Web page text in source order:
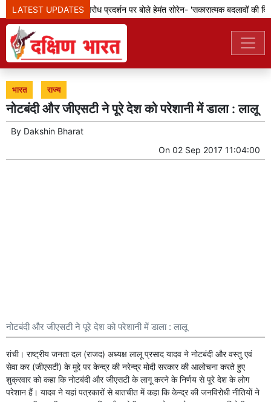
LATEST UPDATES
झारखंड: छात्रों के विरोध प्रदर्शन पर बोले हेमंत सोरेन- 'सकारात्मक बदलावों की
भारत राज्य
नोटबंदी और जीएसटी ने पूरे देश को परेशानी में डाला : लालू
By Dakshin Bharat
On 02 Sep 2017 11:04:00
नोटबंदी और जीएसटी ने पूरे देश को परेशानी में डाला : लालू
रांची। राष्ट्रीय जनता दल (राजद) अध्यक्ष लालू प्रसाद यादव ने नोटबंदी और वस्तु एवं
सेवा कर (जीएसटी) के मुद्दे पर केन्द्र की नरेन्द्र मोदी सरकार की आलोचना करते हुए
शुक्रवार को कहा कि नोटबंदी और जीएसटी के लागू करने के निर्णय से पूरे देश के लोग
परेशान हैं। यादव ने यहां पत्रकारों से बातचीत में कहा कि केन्द्र की जनविरोधी नीतियों ने